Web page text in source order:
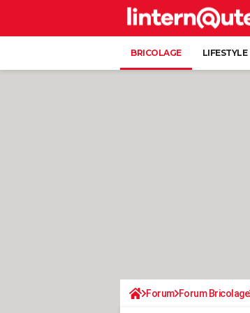
BRICOLAGE LIFESTYLE
Forum Forum Bricolage